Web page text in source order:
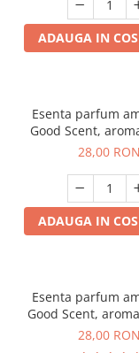
ADAUGA IN COS
Esenta parfum
Good Scent,
Gum, 20 g
28,00 RON
ADAUGA IN COS
Esenta parfum
Good Scent,
Amber, 20 g
28,00 RON